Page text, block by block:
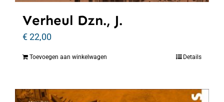
Verheul Dzn., J.
€22,00
Toevoegen aan winkelwagen Details